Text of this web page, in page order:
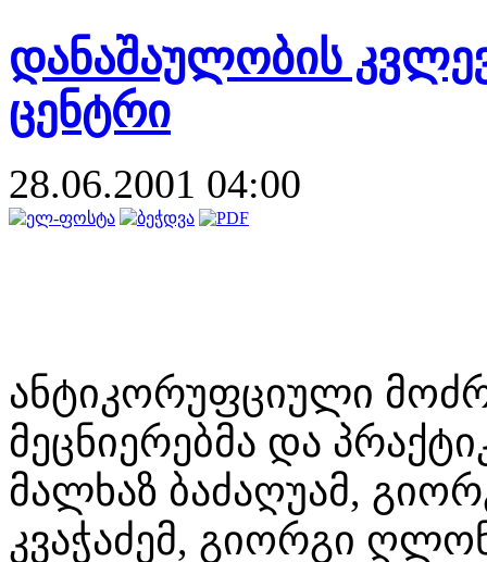
დანაშაულობის
ცენტრი
28.06.2001 04:00
ანტიკორუფციული
მეცნიერებმა და
მალხაზ ბაძაღუამ,
კვაჭაძემ, გიორგი